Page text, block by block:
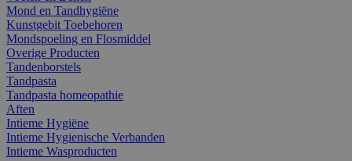
Mond en Tandhygiëne
Kunstgebit Toebehoren
Mondspoeling en Flosmiddel
Overige Producten
Tandenborstels
Tandpasta
Tandpasta homeopathie
Aften
Intieme Hygiëne
Intieme Hygienische Verbanden
Intieme Wasproducten